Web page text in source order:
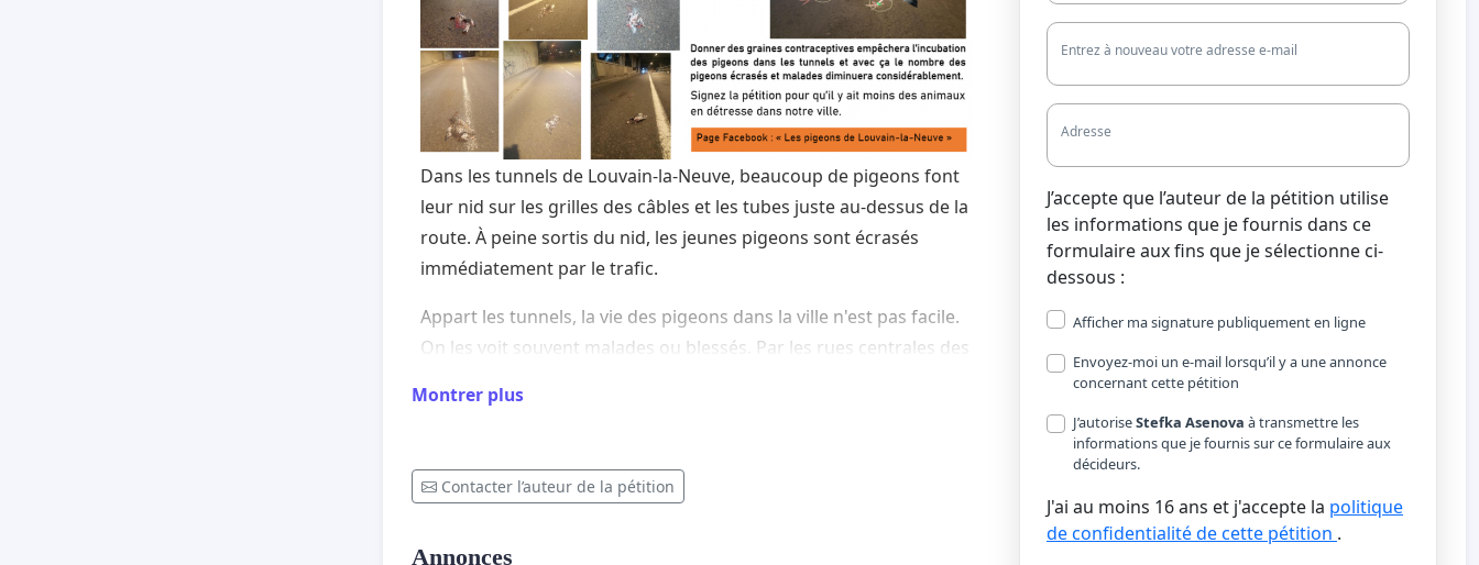
Dans les tunnels de Louvain-la-Neuve, beaucoup de pigeons font
leur nid sur les grilles des câbles et les tubes juste au-dessus de la
route. À peine sortis du nid, les jeunes pigeons sont écrasés
immédiatement par le trafic.
Appart les tunnels, la vie des pigeons dans la ville n'est pas facile.
On les voit souvent malades ou blessés. Par les rues centrales des
qu’ils ne finissent écrasés.
pas considérés comme des oiseaux sauvages. En effet, ils n’en
rendu de nombreux services par le passé.
Montrer plus
Contacter l’auteur de la pétition
Annonces
Entrez à nouveau votre adresse e-mail
Adresse
J’accepte que l’auteur de la pétition utilise
les informations que je fournis dans ce
formulaire aux fins que je sélectionne ci-
dessous :
Afficher ma signature publiquement en ligne
Envoyez-moi un e-mail lorsqu’il y a une annonce
concernant cette pétition
J’autoriseStefka Asenova à transmettre les
informations que je fournis sur ce formulaire aux
décideurs.
J'ai au moins 16 ans et j'accepte la politique
de confidentialité de cette pétition .